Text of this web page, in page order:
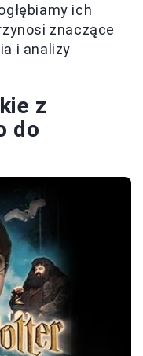
ich
znaczące
i analizy
z
do